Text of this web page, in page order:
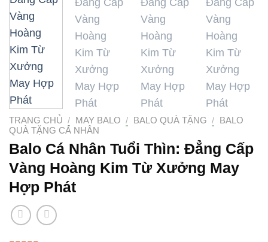
TRANG CHỦ / MAY BALO / BALO QUÀ TẶNG / BALO
QUÀ TẶNG CÁ NHÂN
Balo Cá Nhân Tuổi Thìn: Đẳng Cấp
Vàng Hoàng Kim Từ Xưởng May
Hợp Phát